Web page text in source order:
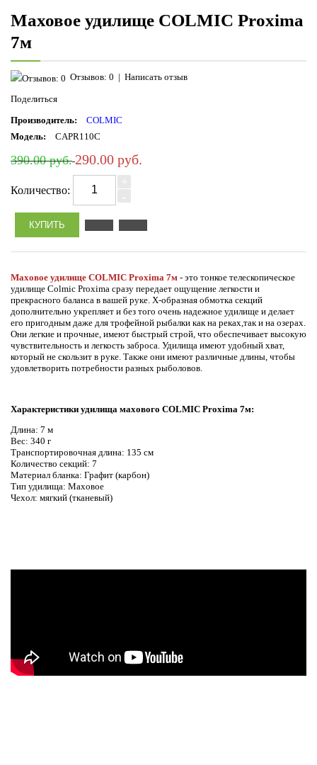
Маховое удилище COLMIC Proxima
7м
Отзывов: 0 | Написать отзыв
Поделиться
Производитель:
COLMIC
Модель:
CAPR110C
390.00 руб. 290.00 руб.
Количество:
Маховое удилище COLMIC Proxima 7м - это тонкое телескопическое
удилище Colmic Proxima сразу передает ощущение легкости и
прекрасного баланса в вашей руке. Х-образная обмотка секций
дополнительно укрепляет и без того очень надежное удилище и делает
его пригодным даже для трофейной рыбалки как на реках,так и на озерах.
Они легкие и прочные, имеют быстрый строй, что обеспечивает высокую
чувствительность и легкость заброса. Удилища имеют удобный хват,
который не скользит в руке. Также они имеют различные длины, чтобы
удовлетворить потребности разных рыболовов.
Характеристики удилища махового COLMIC Proxima 7м:
Длина: 7 м
Вес: 340 г
Транспортировочная длина: 135 см
Количество секций: 7
Материал бланка: Графит (карбон)
Тип удилища: Маховое
Чехол: мягкий (тканевый)